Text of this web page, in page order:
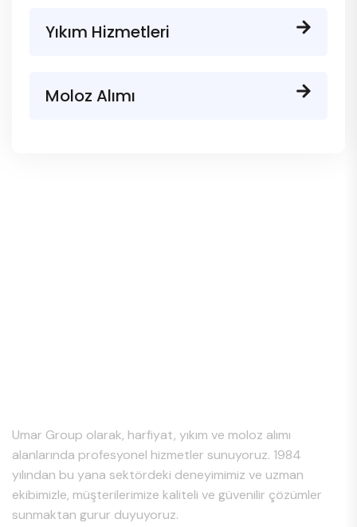
Yıkım Hizmetleri
Moloz Alımı
Umar Group olarak, harfiyat, yıkım ve moloz alımı
alanlarında profesyonel hizmetler sunuyoruz. 1984
yılından bu yana sektördeki deneyimimiz ve uzman
ekibimizle, müşterilerimize kaliteli ve güvenilir çözümler
sunmaktan gurur duyuyoruz.